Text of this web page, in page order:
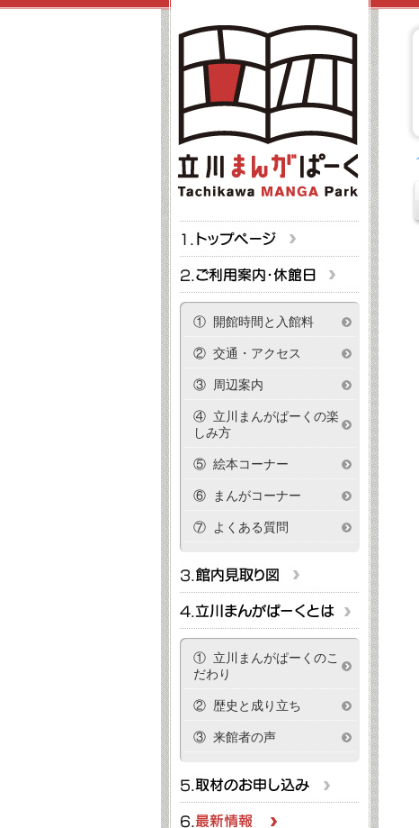
① 開館時間と入館料
② 交通・アクセス
③ 周辺案内
④ 立川まんがぱーくの楽
しみ方
⑤ 絵本コーナー
⑥ まんがコーナー
⑦ よくある質問
① 立川まんがぱーくのこ
だわり
② 歴史と成り立ち
③ 来館者の声